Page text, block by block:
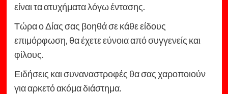
είναι τα ατυχήματα λόγω έντασης.
Τώρα ο Δίας σας βοηθά σε κάθε είδους
επιμόρφωση, θα έχετε εύνοια από συγγενείς και
φίλους.
Ειδήσεις και συναναστροφές θα σας χαροποιούν
για αρκετό ακόμα διάστημα.